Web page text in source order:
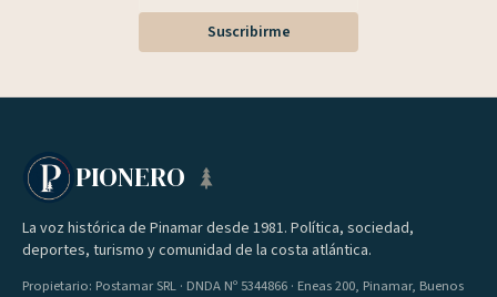
Suscribirme
PIONERO
La voz histórica de Pinamar desde 1981. Política, sociedad,
deportes, turismo y comunidad de la costa atlántica.
Propietario: Postamar SRL · DNDA Nº 5344866 · Eneas 200, Pinamar, Buenos